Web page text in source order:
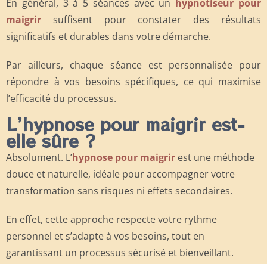
En général, 3 à 5 séances avec un hypnotiseur pour
maigrir suffisent pour constater des résultats
significatifs et durables dans votre démarche.
Par ailleurs, chaque séance est personnalisée pour
répondre à vos besoins spécifiques, ce qui maximise
l’efficacité du processus.
L’hypnose pour maigrir est-
elle sûre ?
Absolument. L’hypnose pour maigrir est une méthode
douce et naturelle, idéale pour accompagner votre
transformation sans risques ni effets secondaires.
En effet, cette approche respecte votre rythme
personnel et s’adapte à vos besoins, tout en
garantissant un processus sécurisé et bienveillant.